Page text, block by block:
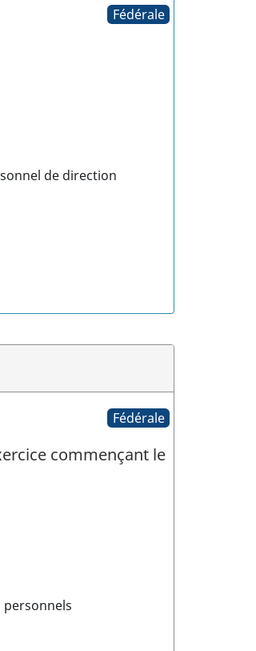
Fédérale
de direction
Fédérale
commençant le